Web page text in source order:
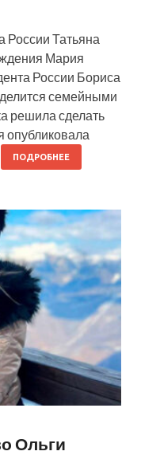
России Татьяна
Мария
России Бориса
семейными
решила сделать
опубликовала
ПОДРОБНЕЕ
Ольги